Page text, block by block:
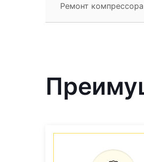
Ремонт